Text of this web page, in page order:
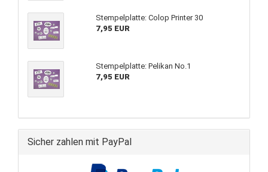
Stempelplatte: Colop Printer 30
7,95 EUR
Stempelplatte: Pelikan No.1
7,95 EUR
Sicher zahlen mit PayPal